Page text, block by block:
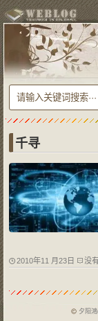
千寻
2010年11 月23日 没
夕阳